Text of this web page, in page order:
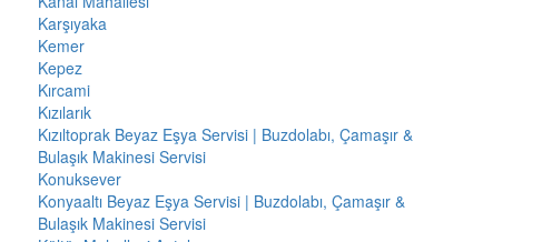
Karşıyaka
Kemer
Kepez
Kırcami
Kızılarık
Kızıltoprak Beyaz Eşya Servisi | Buzdolabı, Çamaşır &
Bulaşık Makinesi Servisi
Konuksever
Konyaaltı Beyaz Eşya Servisi | Buzdolabı, Çamaşır &
Bulaşık Makinesi Servisi